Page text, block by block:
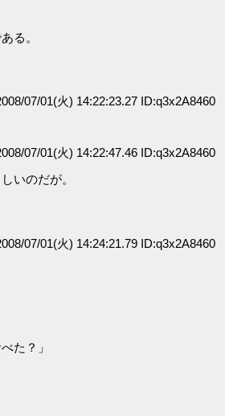
る。
07/01(火) 14:22:23.27 ID:q3x2A8460
07/01(火) 14:22:47.46 ID:q3x2A8460
いのだが。
07/01(火) 14:24:21.79 ID:q3x2A8460
た？」